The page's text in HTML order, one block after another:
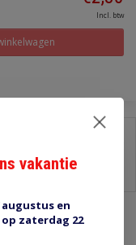
Incl. btw
vakantie
en
zaterdag 22